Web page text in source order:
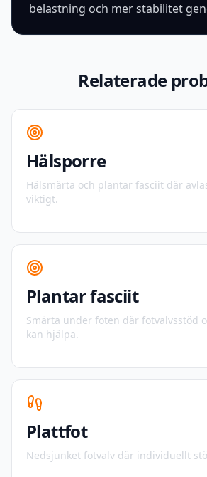
belastning och mer stabilitet
Relaterade
Hälsporre
Hälsmärta och plantar fasciit där
viktigt.
Plantar fasciit
Smärta under foten där fotvalvsstöd
kan hjälpa.
Plattfot
Nedsjunket fotvalv där individuellt